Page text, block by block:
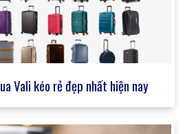
Vali kéo rẻ đẹp nhất hiện nay